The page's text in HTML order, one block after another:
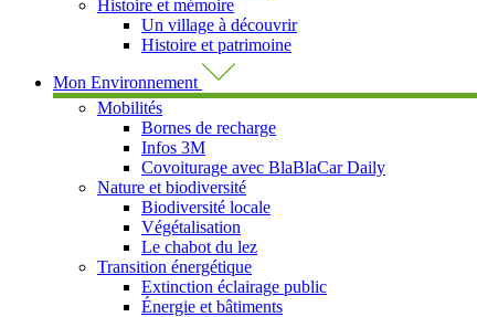
Histoire et mémoire
Un village à découvrir
Histoire et patrimoine
Mon Environnement
Mobilités
Bornes de recharge
Infos 3M
Covoiturage avec BlaBlaCar Daily
Nature et biodiversité
Biodiversité locale
Végétalisation
Le chabot du lez
Transition énergétique
Extinction éclairage public
Énergie et bâtiments